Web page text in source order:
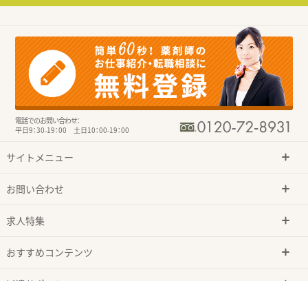
電話でのお問い合わせ：
平日9：30-19：00 土日10：00-19：00
サイトメニュー
お問い合わせ
求人特集
おすすめコンテンツ